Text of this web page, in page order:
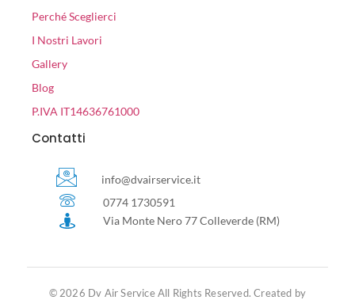
Perché Sceglierci
I Nostri Lavori
Gallery
Blog
P.IVA IT14636761000
Contatti
info@dvairservice.it
0774 1730591
Via Monte Nero 77 Colleverde (RM)
© 2026 Dv Air Service All Rights Reserved. Created by